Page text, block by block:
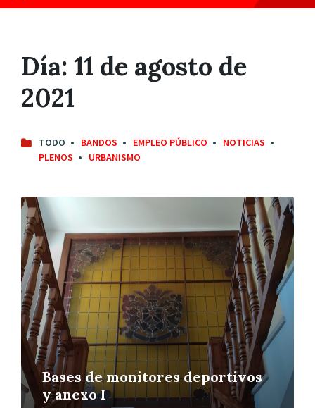
Día: 11 de agosto de
2021
TODO BANDOS EMPLEO PÚBLICO
NOTICIAS
PLENOS
URBANISMO
Bases de monitores deportivos
y anexo I
Leer
más